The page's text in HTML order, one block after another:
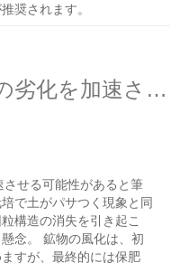
奨されます。
太陽熱土壌消毒は土壌の劣化を加速させる恐れがある
せる可能性があると筆
で土がパサつく現象と同
構造の消失を引き起こ
念。 鉱物の風化は、初
すが、最終的には保肥